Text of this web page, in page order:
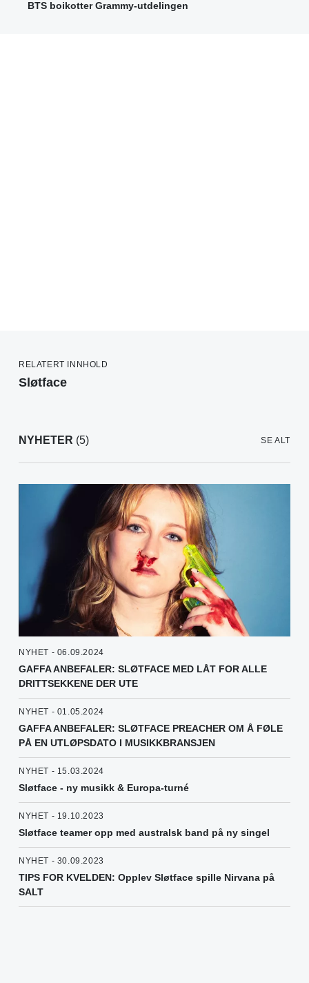
BTS boikotter Grammy-utdelingen
RELATERT INNHOLD
Sløtface
NYHETER (5) SE ALT
NYHET - 06.09.2024
GAFFA ANBEFALER: SLØTFACE MED LÅT FOR ALLE
DRITTSEKKENE DER UTE
NYHET - 01.05.2024
GAFFA ANBEFALER: SLØTFACE PREACHER OM Å FØLE
PÅ EN UTLØPSDATO I MUSIKKBRANSJEN
NYHET - 15.03.2024
Sløtface - ny musikk & Europa-turné
NYHET - 19.10.2023
Sløtface teamer opp med australsk band på ny singel
NYHET - 30.09.2023
TIPS FOR KVELDEN: Opplev Sløtface spille Nirvana på
SALT